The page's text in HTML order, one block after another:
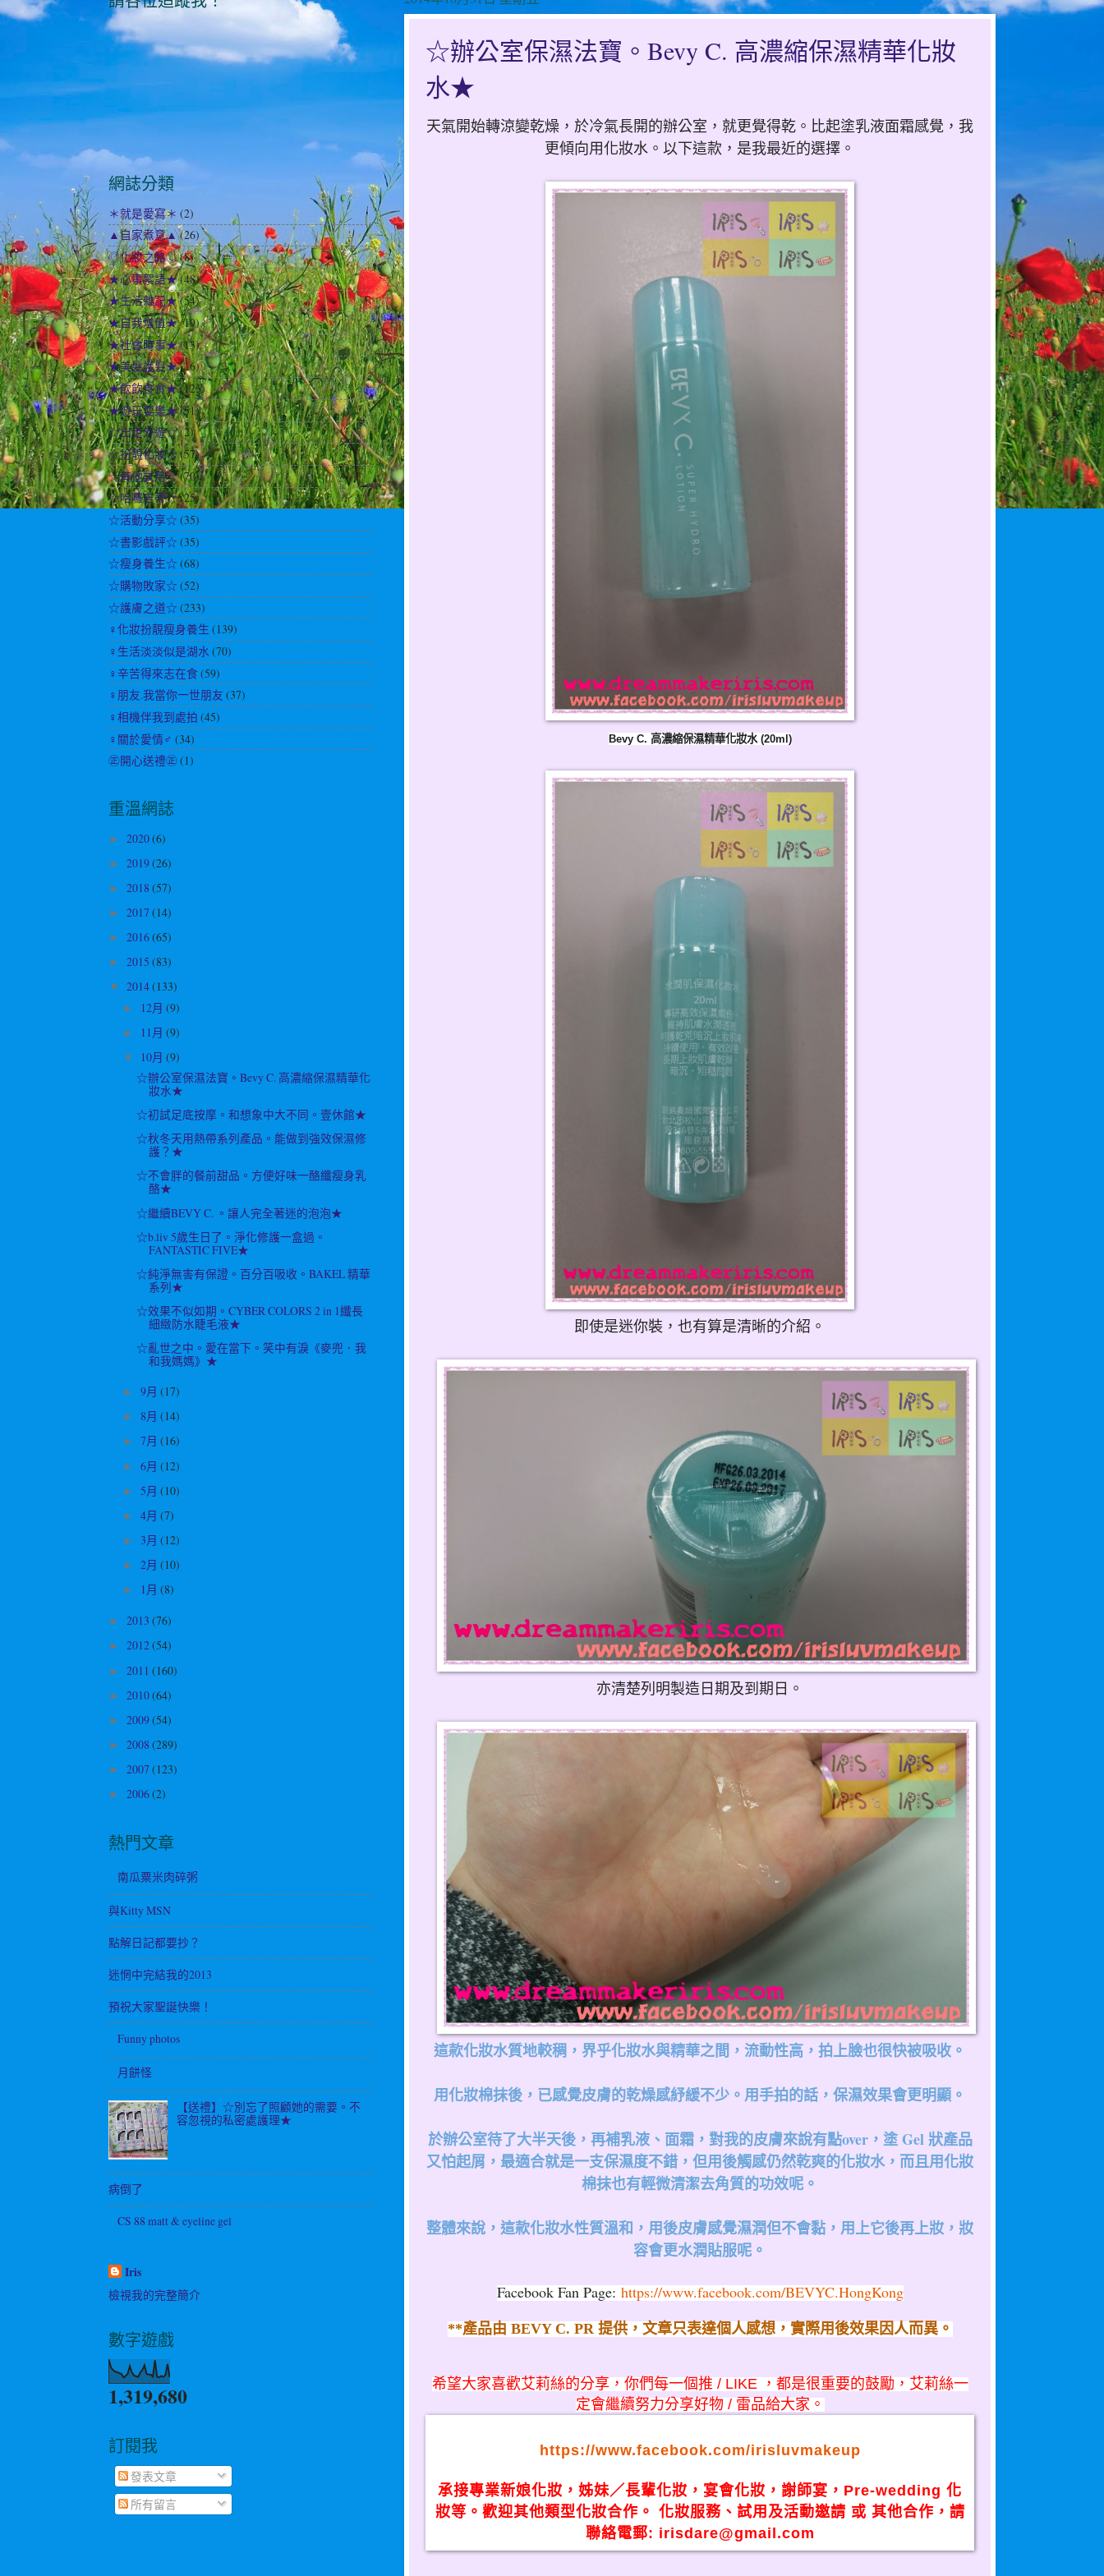
☆辦公室保濕法寶。Bevy C. 高濃縮保濕精華化妝
水★
天氣開始轉涼變乾燥，於冷氣長開的辦公室，就更覺得乾。比起塗乳液面霜感覺，我
更傾向用化妝水。以下這款，是我最近的選擇。
Bevy C. 高濃縮保濕精華化妝水 (20ml)
即使是迷你裝，也有算是清晰的介紹。
亦清楚列明製造日期及到期日。
這款化妝水質地較稠，界乎化妝水與精華之間，流動性高，拍上臉也很快被吸收。
用化妝棉抹後，已感覺皮膚的乾燥感紓緩不少。用手拍的話，保濕效果會更明顯。
於辦公室待了大半天後，再補乳液、面霜，對我的皮膚來說有點over，塗 Gel 狀產品
又怕起屑，最適合就是一支保濕度不錯，但用後觸感仍然乾爽的化妝水，而且用化妝
棉抹也有輕微清潔去角質的功效呢。
整體來說，這款化妝水性質溫和，用後皮膚感覺濕潤但不會黏，用上它後再上妝，妝
容會更水潤貼服呢。
Facebook Fan Page: https://www.facebook.com/BEVYC.HongKong
**產品由 BEVY C. PR 提供， 文章只表達個人感想，實際用後效果因人而異。
希望大家喜歡艾莉絲的分享，你們每一個推 / LIKE ，都是很重要的鼓勵，艾莉絲一
定會繼續努力分享好物 / 雷品給大家。
https://www.facebook.com/irisluvmakeup
承接專業新娘化妝，姊妹／長輩化妝，宴會化妝，謝師宴，Pre-wedding 化
妝等。歡迎其他類型化妝合作。 化妝服務、試用及活動邀請 或 其他合作，請
聯絡電郵: irisdare@gmail.com
網誌分類
＊就是愛寫＊ (2)
▲自家煮意▲(26)
◎化妝之路◎(8)
★心事絮語★(48)
★生活雜記★(54)
★自我增值★(19)
★社會時事★(13)
★美髮護髮★(16)
★飲飲食食★(123)
★遊玩耍樂★(51)
☆出走外遊☆(2)
☆扮靚化妝☆(57)
☆其他試用☆(70)
☆哈囉吉蒂☆(25)
☆活動分享☆ (35)
☆書影戲評☆ (35)
☆瘦身養生☆ (68)
☆購物敗家☆ (52)
☆護膚之道☆ (233)
♀化妝扮靚瘦身養生 (139)
♀生活淡淡似是湖水 (70)
♀辛苦得來志在食 (59)
♀朋友.我當你一世朋友 (37)
♀相機伴我到處拍 (45)
♀關於愛情♂ (34)
㊣開心送禮㊣(1)
重溫網誌
► 2020(6)
► 2019(26)
► 2018 (57)
► 2017 (14)
► 2016(65)
► 2015 (83)
▼ 2014(133)
► 12月 (9)
► 11月 (9)
▼ 10月 (9)
☆辦公室保濕法寶。Bevy C. 高濃縮保濕精華化
妝水★
☆初試足底按摩。和想象中大不同。壹休館★
☆秋冬天用熱帶系列產品。能做到強效保濕修
護？★
☆不會胖的餐前甜品。方便好味一酪纖瘦身乳
酪★
☆繼續BEVY C. 。讓人完全著迷的泡泡★
☆b.liv 5歲生日了。淨化修護一盒過。
FANTASTIC FIVE★
☆純淨無害有保證。百分百吸收。BAKEL 精華
系列★
☆效果不似如期。CYBER COLORS 2 in 1纖長
細緻防水睫毛液★
☆亂世之中。愛在當下。笑中有淚《麥兜．我
和我媽媽》★
► 9月 (17)
► 8月 (14)
► 7月 (16)
► 6月 (12)
► 5月 (10)
► 4月 (7)
► 3月 (12)
► 2月 (10)
► 1月 (8)
► 2013 (76)
► 2012(54)
► 2011 (160)
► 2010(64)
► 2009(54)
► 2008 (289)
► 2007 (123)
► 2006(2)
熱門文章
南瓜粟米肉碎粥
與Kitty MSN
點解日記都要抄？
迷惘中完結我的2013
預祝大家聖誕快樂！
Funny photos
月餅怪
【送禮】☆別忘了照顧她的需要。不
容忽視的私密處護理★
病倒了
CS 88 matt & eyeline gel
Iris
檢視我的完整簡介
數字遊戲
1,319,680
訂閱我
發表文章
所有留言